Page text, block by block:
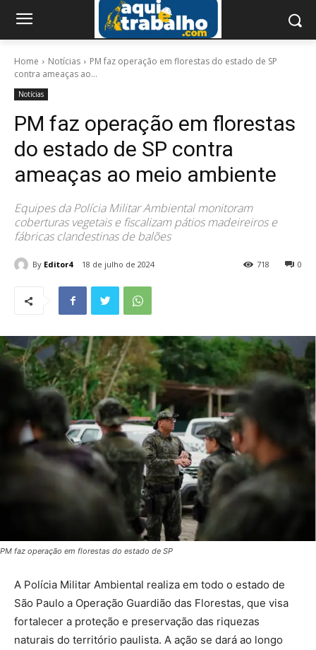
Home Notícias
PM faz operação em florestas do estado de SP
contra ameaças ao...
Notícias
PM faz operação em florestas
do estado de SP contra
ameaças ao meio ambiente
Equipes da Polícia Militar Ambiental monitoram
coberturas vegetais e fiscalizam pátios madeireiros e
fábricas clandestinas de balões
By Editor4 18 de julho de 2024 0
718
PM faz operação em florestas do estado de SP
A Polícia Militar Ambiental realiza em todo o estado de
São Paulo a Operação Guardião das Florestas, que visa
fortalecer a proteção e preservação das riquezas
naturais do território paulista. A ação se dará ao longo